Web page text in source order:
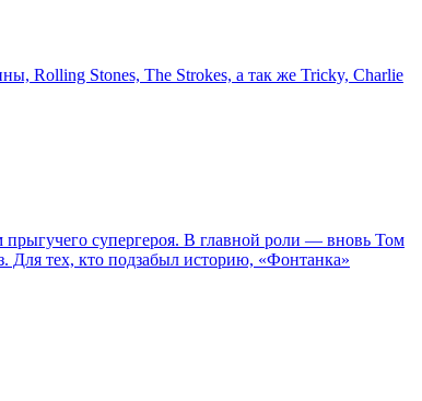
Rolling Stones, The Strokes, а так же Tricky, Charlie
супергероя. В главной роли — вновь Том
Для тех, кто подзабыл историю, «Фонтанка»